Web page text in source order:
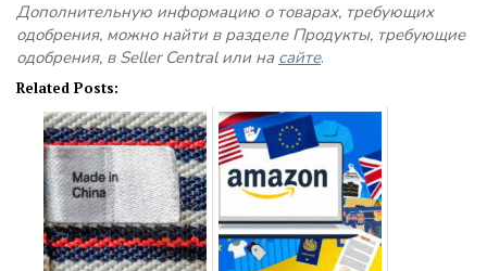
Дополнительную информацию о товарах, требующих
одобрения, можно найти в разделе Продукты, требующие
одобрения, в Seller Central или на сайте.
Related Posts: